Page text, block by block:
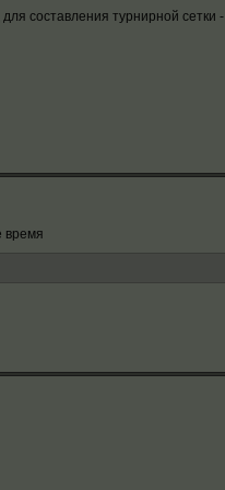
составления турнирной
время